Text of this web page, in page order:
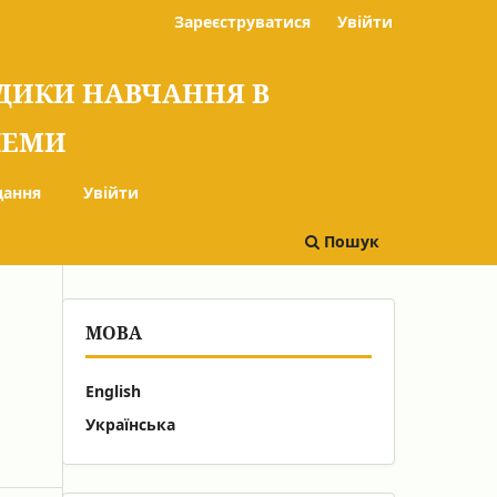
НАВЧАННЯ В
Увійти
Пошук
Зареєструватися Увійти
МОВА
English
Українська